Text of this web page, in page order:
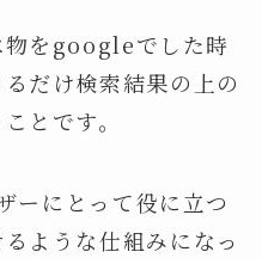
物をgoogleでした時
だけ検索結果の上の
とです。
ーにとって役に立つ
ような仕組みになっ